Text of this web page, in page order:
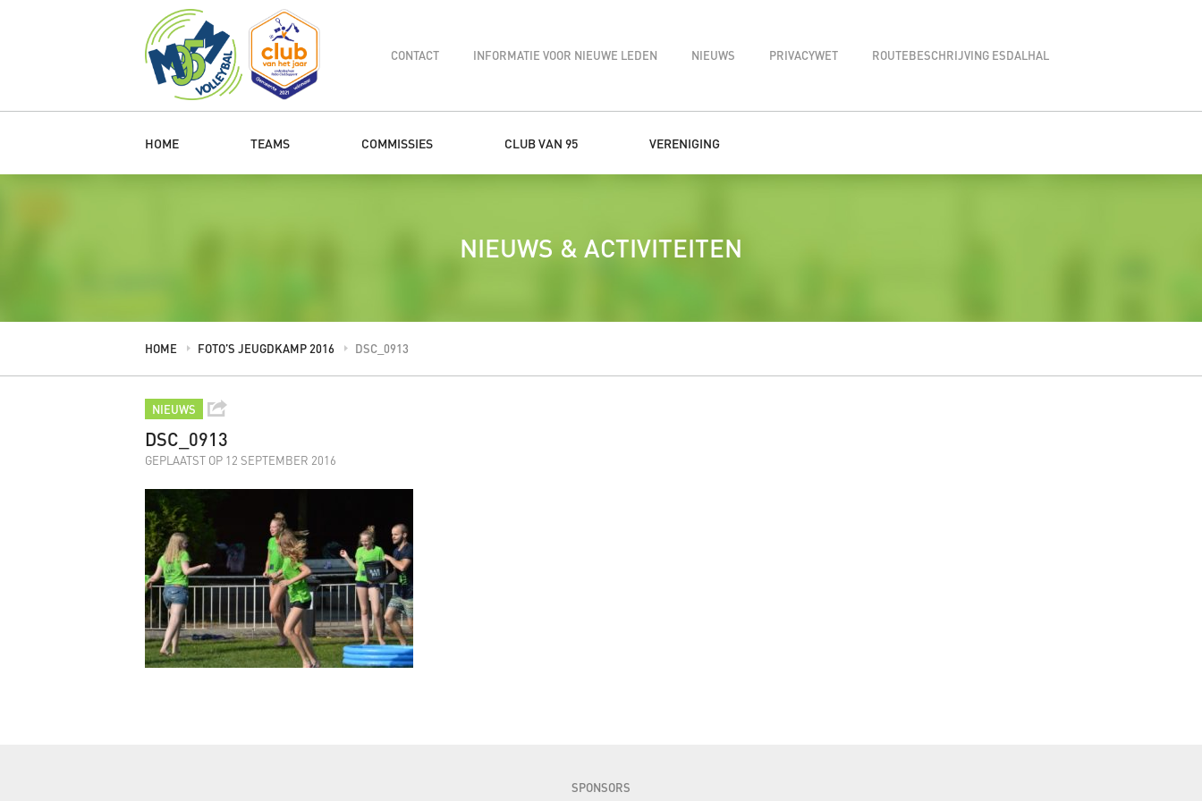
CONTACT INFORMATIE VOOR NIEUWE LEDEN NIEUWS PRIVACYWET ROUTEBESCHRIJVING ESDALHAL
HOME TEAMS COMMISSIES CLUB VAN 95 VERENIGING
NIEUWS & ACTIVITEITEN
HOME FOTO’S JEUGDKAMP 2016 DSC_0913
NIEUWS
DSC_0913
GEPLAATST OP 12 SEPTEMBER 2016
SPONSORS